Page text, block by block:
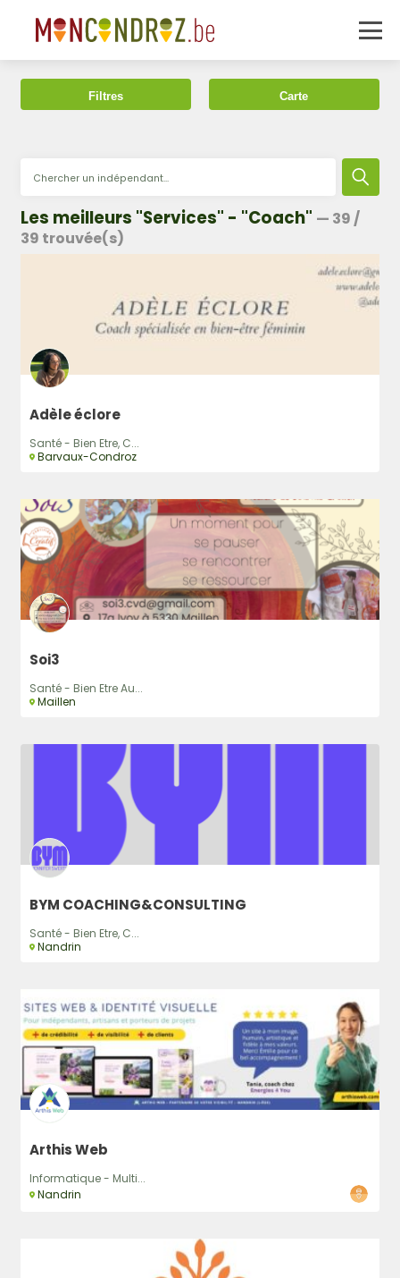
Filtres Carte
Les meilleurs "Services" - "Coach" — 39/
39 trouvée(s)
Adèle éclore
Santé - Bien Etre, C...
Barvaux-Condroz
Soi3
Santé - Bien Etre Au...
Maillen
BYM COACHING&CONSULTING
Santé - Bien Etre, C...
Nandrin
Arthis Web
Informatique - Multi...
Nandrin